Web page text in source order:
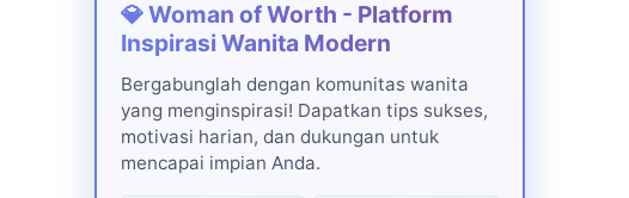
💎 Woman of Worth - Platform
Inspirasi Wanita Modern
Bergabunglah dengan komunitas wanita
yang menginspirasi! Dapatkan tips sukses,
motivasi harian, dan dukungan untuk
mencapai impian Anda.